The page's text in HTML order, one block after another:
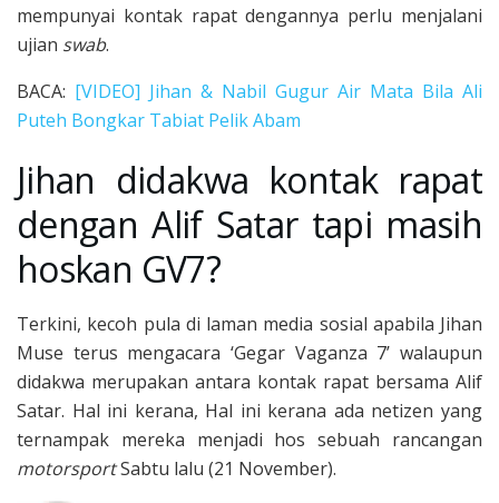
mempunyai kontak rapat dengannya perlu menjalani
ujian swab.
BACA: [VIDEO] Jihan & Nabil Gugur Air Mata Bila Ali
Puteh Bongkar Tabiat Pelik Abam
Jihan didakwa kontak rapat
dengan Alif Satar tapi masih
hoskan GV7?
Terkini, kecoh pula di laman media sosial apabila Jihan
Muse terus mengacara ‘Gegar Vaganza 7’ walaupun
didakwa merupakan antara kontak rapat bersama Alif
Satar. Hal ini kerana, Hal ini kerana ada netizen yang
ternampak mereka menjadi hos sebuah rancangan
motorsportSabtu lalu (21 November).